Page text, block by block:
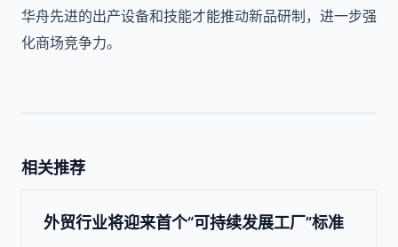
华舟先进的出产设备和技能才能推动新品研制，进一步强
化商场竞争力。
相关推荐
外贸行业将迎来首个“可持续发展工厂”标准